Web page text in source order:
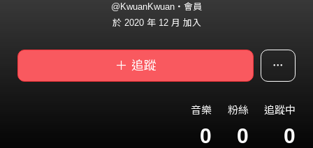
@KwuanKwuan・會員
於 2020 年 12 月 加入
＋ 追蹤
音樂
0
粉絲
0
追蹤中
0